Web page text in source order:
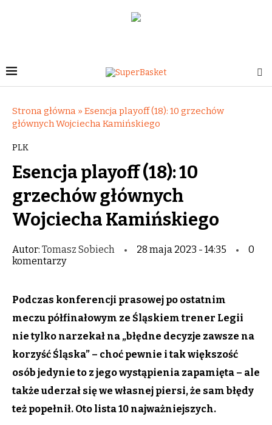
Strona główna » Esencja playoff (18): 10 grzechów
głównych Wojciecha Kamińskiego
PLK
Esencja playoff (18): 10
grzechów głównych
Wojciecha Kamińskiego
Autor: Tomasz Sobiech 28 maja 2023 - 14:35
0
komentarzy
Podczas konferencji prasowej po ostatnim
meczu półfinałowym ze Śląskiem trener Legii
nie tylko narzekał na „błędne decyzje zawsze na
korzyść Śląska” – choć pewnie i tak większość
osób jedynie to z jego wystąpienia zapamięta – ale
także uderzał się we własnej piersi, że sam błędy
też popełnił. Oto lista 10 najważniejszych.